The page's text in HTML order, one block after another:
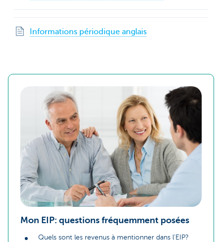
Informations périodique anglais
Mon EIP: questions fréquemment posées
Quels sont les revenus à mentionner dans l'EIP?